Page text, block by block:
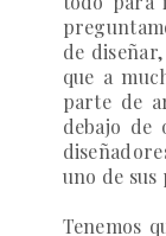
de
que a
parte de
debajo de
uno de
Tenemos